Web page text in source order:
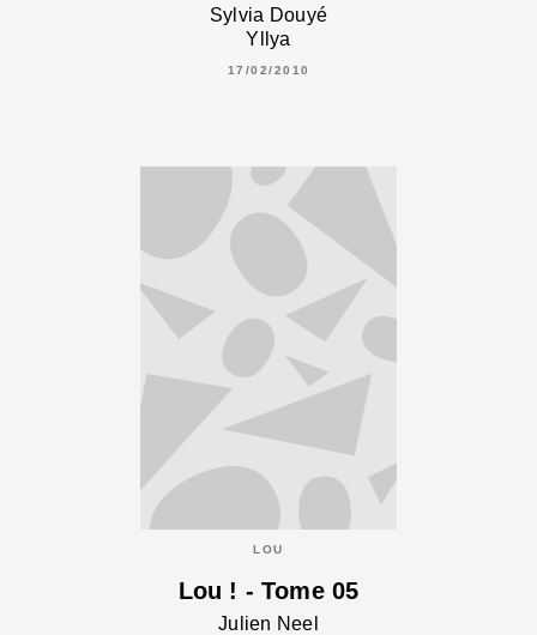
Sylvia Douyé
Yllya
17/02/2010
LOU
Lou ! - Tome 05
Julien Neel